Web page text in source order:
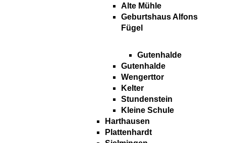
Alte Mühle
Geburtshaus Alfons
Fügel
Gutenhalde
Gutenhalde
Wengerttor
Kelter
Stundenstein
Kleine Schule
Harthausen
Plattenhardt